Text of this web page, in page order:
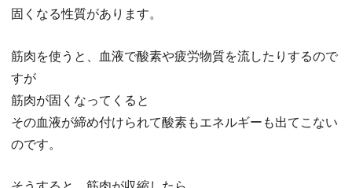
固くなる性質があります。
筋肉を使うと、血液で酸素や疲労物質を流したりするので
すが
筋肉が固くなってくると
その血液が締め付けられて酸素もエネルギーも出てこない
のです。